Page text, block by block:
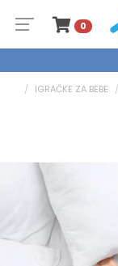
0
IGRAČKE ZA BEBE